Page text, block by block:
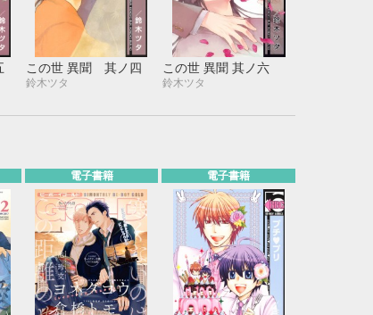
この世 異聞 其ノ四
鈴木ツタ
この世 異聞 其ノ六
鈴木ツタ
電子書籍 電子書籍
THU FRI SAT
1 2
3